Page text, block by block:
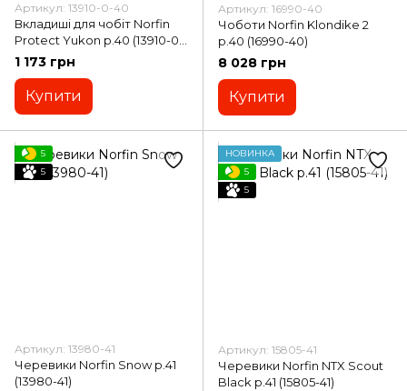
Артикул: 13910-0-40
Вкладиші для чобіт Norfin
Protect Yukon p.40 (13910-0-
40)
1 173 грн
Купити
Артикул: 16990-40
Чоботи Norfin Klondike 2
р.40 (16990-40)
8 028 грн
Купити
5
5
Артикул: 13980-41
Черевики Norfin Snow p.41
(13980-41)
НОВИНКА
5
5
Артикул: 15805-41
Черевики Norfin NTX Scout
Black p.41 (15805-41)